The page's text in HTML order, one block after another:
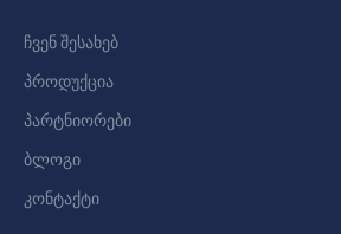
ჩვენ შესახებ
პროდუქცია
პარტნიორები
ბლოგი
კონტაქტი